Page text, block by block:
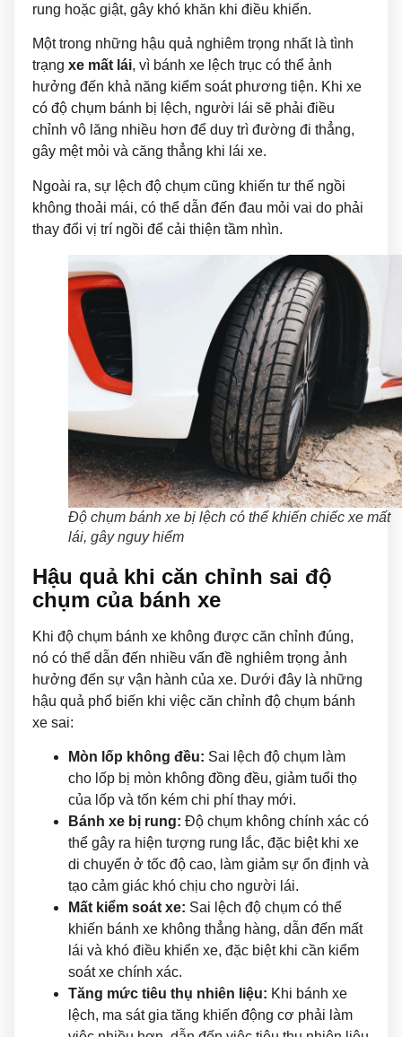
rung hoặc giật, gây khó khăn khi điều khiển.
Một trong những hậu quả nghiêm trọng nhất là tình
trạng xe mất lái, vì bánh xe lệch trục có thể ảnh
hưởng đến khả năng kiểm soát phương tiện. Khi xe
có độ chụm bánh bị lệch, người lái sẽ phải điều
chỉnh vô lăng nhiều hơn để duy trì đường đi thẳng,
gây mệt mỏi và căng thẳng khi lái xe.
Ngoài ra, sự lệch độ chụm cũng khiến tư thế ngồi
không thoải mái, có thể dẫn đến đau mỏi vai do phải
thay đổi vị trí ngồi để cải thiện tầm nhìn.
Độ chụm bánh xe bị lệch có thể khiến chiếc xe mất
lái, gây nguy hiểm
Hậu quả khi căn chỉnh sai độ
chụm của bánh xe
Khi độ chụm bánh xe không được căn chỉnh đúng,
nó có thể dẫn đến nhiều vấn đề nghiêm trọng ảnh
hưởng đến sự vận hành của xe. Dưới đây là những
hậu quả phổ biến khi việc căn chỉnh độ chụm bánh
xe sai:
Mòn lốp không đều: Sai lệch độ chụm làm
cho lốp bị mòn không đồng đều, giảm tuổi thọ
của lốp và tốn kém chi phí thay mới.
Bánh xe bị rung: Độ chụm không chính xác có
thể gây ra hiện tượng rung lắc, đặc biệt khi xe
di chuyển ở tốc độ cao, làm giảm sự ổn định và
tạo cảm giác khó chịu cho người lái.
Mất kiểm soát xe: Sai lệch độ chụm có thể
khiến bánh xe không thẳng hàng, dẫn đến mất
lái và khó điều khiển xe, đặc biệt khi cần kiểm
soát xe chính xác.
Tăng mức tiêu thụ nhiên liệu: Khi bánh xe
lệch, ma sát gia tăng khiến động cơ phải làm